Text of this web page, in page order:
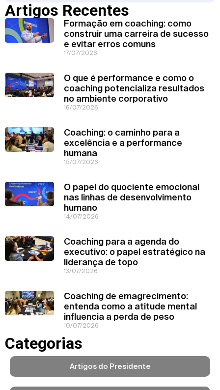
Artigos Recentes
Formação em coaching: como
construir uma carreira de sucesso
e evitar erros comuns
17/07/2026
O que é performance e como o
coaching potencializa resultados
no ambiente corporativo
16/07/2026
Coaching: o caminho para a
excelência e a performance
humana
15/07/2026
O papel do quociente emocional
nas linhas de desenvolvimento
humano
14/07/2026
Coaching para a agenda do
executivo: o papel estratégico na
liderança de topo
13/07/2026
Coaching de emagrecimento:
entenda como a atitude mental
influencia a perda de peso
10/07/2026
Categorias
Artigos do Presidente